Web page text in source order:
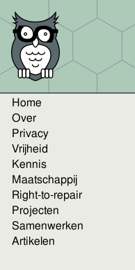
Home
Over
Privacy
Vrijheid
Kennis
Maatschappij
Right-to-repair
Projecten
Samenwerken
Artikelen